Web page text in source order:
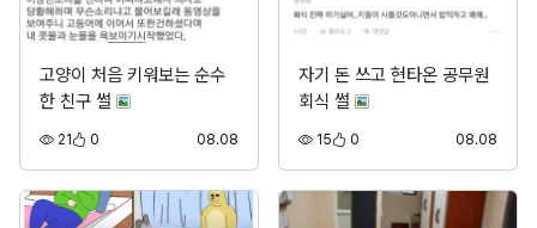
고양이 처음 키워보는 순수
한 친구 썰
21 조회0 08.08
자기 돈 쓰고 현타온 공무원
회식 썰
15조회0 08.08